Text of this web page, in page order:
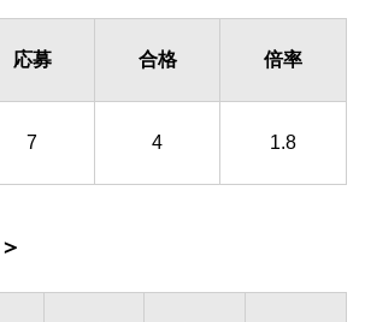
応募 合格 倍率
7 4 1.8